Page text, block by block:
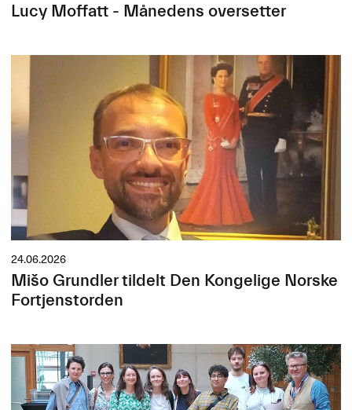
Lucy Moffatt - Månedens oversetter
24.06.2026
Mišo Grundler tildelt Den Kongelige Norske
Fortjenstorden